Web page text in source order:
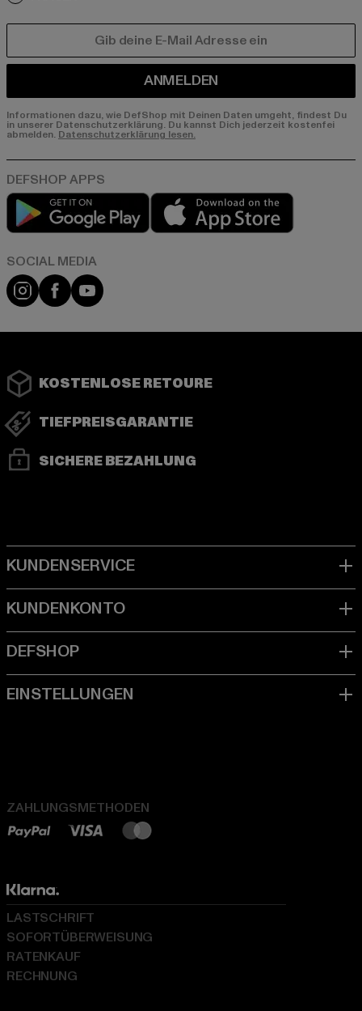
ANMELDEN
Informationen dazu, wie DefShop mit Deinen Daten umgeht, findest Du
in unserer Datenschutzerklärung. Du kannst Dich jederzeit kostenfei
abmelden. Datenschutzerklärung lesen.
Play market
Instagram
FacebookYouTube
KOSTENLOSE RETOURE
TIEFPREISGARANTIE
SICHERE BEZAHLUNG
ZAHLUNGSMETHODEN
LASTSCHRIFT
SOFORTÜBERWEISUNG
RATENKAUF
RECHNUNG